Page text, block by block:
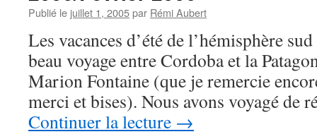
Argentine
Publié le juillet 1, 2005par Rémi Aubert
Les vacances d’été de l’hémisphère
beau voyage entre Cordoba et la
Marion Fontaine (que je remercie
merci et bises). Nous avons voyagé de
Continuer la lecture →